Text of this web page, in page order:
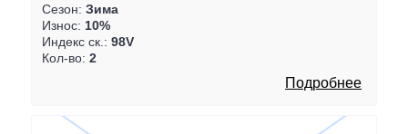
Сезон: Зима
Износ: 10%
Индекс ск.: 98V
Кол-во: 2
Подробнее